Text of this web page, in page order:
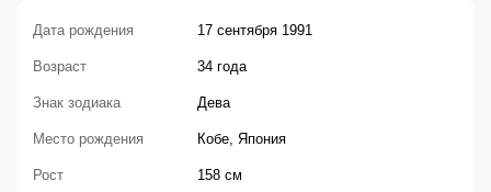
Дата рождения 17 сентября 1991
Возраст 34 года
Знак зодиака Дева
Место рождения Кобе, Япония
Рост 158 см